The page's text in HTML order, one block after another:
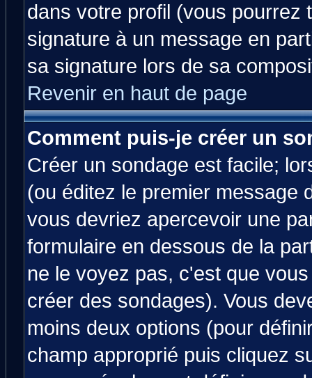
dans votre profil (vous pourrez
signature à un message en
sa signature lors de sa
Revenir en haut de page
Comment puis-je créer un
Créer un sondage est facile;
(ou éditez le premier message
vous devriez apercevoir une
formulaire en dessous de la
ne le voyez pas, c'est que
créer des sondages). Vous
moins deux options (pour
champ approprié puis cliquez